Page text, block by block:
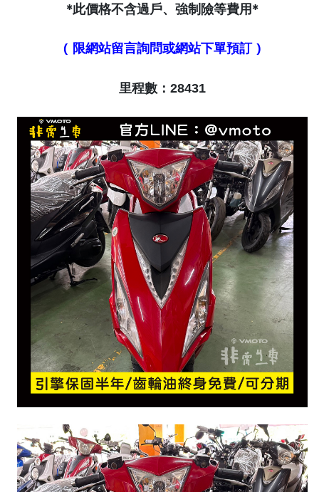
*此價格不含過戶、強制險等費用*
( 限網站留言詢問或網站下單預訂 )
里程數：28431